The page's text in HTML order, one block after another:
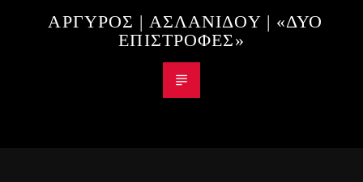
ΑΡΓΥΡΟΣ | ΑΣΛΑΝΙΔΟΥ | «ΔΥΟ
ΕΠΙΣΤΡΟΦΕΣ»